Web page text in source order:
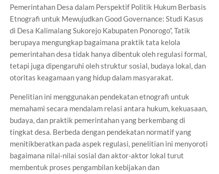
Pemerintahan Desa dalam Perspektif Politik Hukum Berbasis
Etnografi untuk Mewujudkan Good Governance: Studi Kasus
di Desa Kalimalang Sukorejo Kabupaten Ponorogo”, Tatik
berupaya mengungkap bagaimana praktik tata kelola
pemerintahan desa tidak hanya dibentuk oleh regulasi formal,
tetapi juga dipengaruhi oleh struktur sosial, budaya lokal, dan
otoritas keagamaan yang hidup dalam masyarakat.
Penelitian ini menggunakan pendekatan etnografi untuk
memahami secara mendalam relasi antara hukum, kekuasaan,
budaya, dan praktik pemerintahan yang berkembang di
tingkat desa. Berbeda dengan pendekatan normatif yang
menitikberatkan pada aspek regulasi, penelitian ini menyoroti
bagaimana nilai-nilai sosial dan aktor-aktor lokal turut
membentuk proses pengambilan kebijakan dan